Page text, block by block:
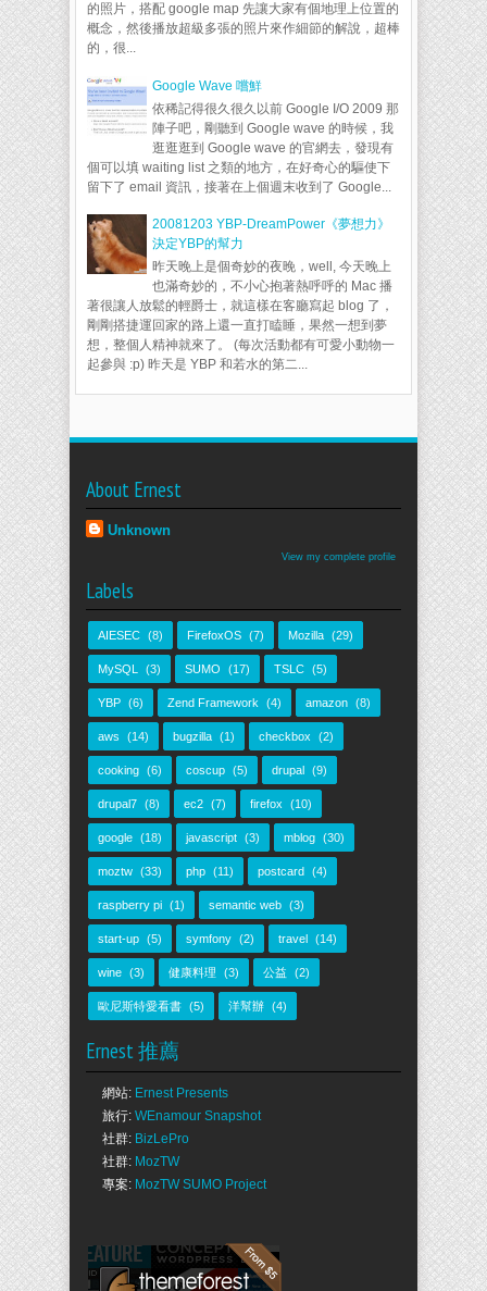
的照片，搭配 google map 先讓大家有個地理上位置的
概念，然後播放超級多張的照片來作細節的解說，超棒
的，很...
Google Wave 嚐鮮
依稀記得很久很久以前 Google I/O 2009 那
陣子吧，剛聽到 Google wave 的時候，我
逛逛逛到 Google wave 的官網去，發現有
個可以填 waiting list 之類的地方，在好奇心的驅使下
留下了 email 資訊，接著在上個週末收到了 Google...
20081203 YBP-DreamPower《夢想力》
決定YBP的幫力
昨天晚上是個奇妙的夜晚，well, 今天晚上
也滿奇妙的，不小心抱著熱呼呼的 Mac 播
著很讓人放鬆的輕爵士，就這樣在客廳寫起 blog 了，
剛剛搭捷運回家的路上還一直打瞌睡，果然一想到夢
想，整個人精神就來了。 (每次活動都有可愛小動物一
起參與 :p) 昨天是 YBP 和若水的第二...
About Ernest
Unknown
View my complete profile
Labels
AIESEC (8) FirefoxOS (7) Mozilla (29)
MySQL (3) SUMO (17) TSLC (5)
YBP (6) Zend Framework (4) amazon (8)
aws (14) bugzilla (1) checkbox (2)
cooking (6) coscup (5) drupal (9)
drupal7 (8) ec2 (7) firefox (10)
google (18) javascript (3) mblog (30)
moztw (33) php (11) postcard (4)
raspberry pi (1) semantic web (3)
start-up (5) symfony (2) travel (14)
wine (3) 健康料理 (3) 公益 (2)
歐尼斯特愛看書 (5) 洋幫辦 (4)
Ernest 推薦
網站: Ernest Presents
旅行: WEnamour Snapshot
社群: BizLePro
社群: MozTW
專案: MozTW SUMO Project